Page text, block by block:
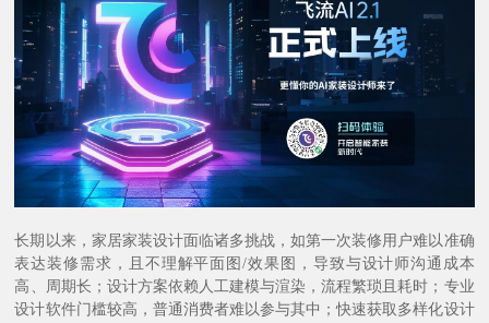
长期以来，家居家装设计面临诸多挑战，如第一次装修用户难以准确
表达装修需求，且不理解平面图/效果图，导致与设计师沟通成本
高、周期长；设计方案依赖人工建模与渲染，流程繁琐且耗时；专业
设计软件门槛较高，普通消费者难以参与其中；快速获取多样化设计